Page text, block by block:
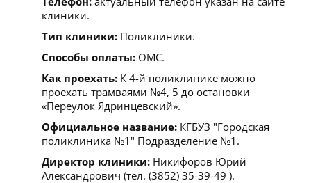
клиники.
Тип клиники: Поликлиники.
Способы оплаты: ОМС.
Как проехать: К 4-й поликлинике можно
проехать трамваями №4, 5 до остановки
«Переулок Ядринцевский».
Официальное название: КГБУЗ "Городская
поликлиника №1" Подразделение №1.
Директор клиники: Никифоров Юрий
Александрович (тел. (3852) 35-39-49 ).